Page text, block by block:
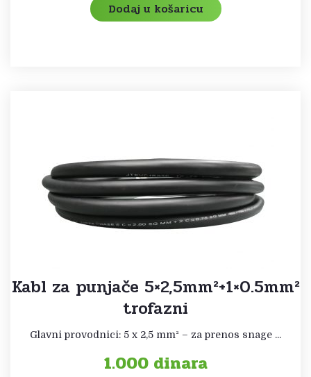
Dodaj u košaricu
Kabl za punjače 5×2,5mm²+1×0.5mm²
trofazni
Glavni provodnici: 5 x 2,5 mm² – za prenos snage ...
1.000 dinara